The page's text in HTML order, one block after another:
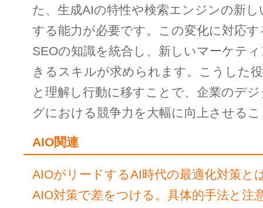
た、生成AIの特性や検索エンジンの新し
する能力が必要です。この変化に対応
SEOの知識を統合し、新しいマーケテ
きるスキルが求められます。こうした
と理解し行動に移すことで、企業のデ
グにおける競争力を大幅に向上させる
AIO関連
AIOがリードするAI時代の最適化対策と
AIO対策で差をつける。具体的手法と注